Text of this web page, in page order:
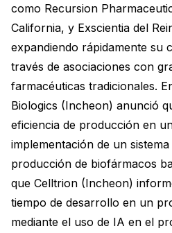
como Recursion
California, y Exscientia del
expandiendo rápidamente su
través de asociaciones con
farmacéuticas tradicionales.
Biologics (Incheon) anunció
eficiencia de producción en
implementación de un
producción de biofármacos
que Celltrion (Incheon)
tiempo de desarrollo en un
mediante el uso de IA en el